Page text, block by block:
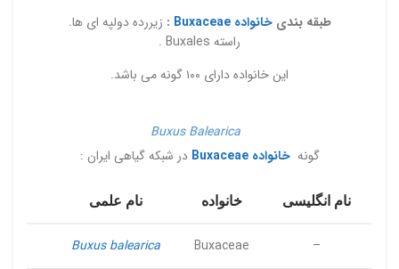
طبقه بندیخانواده Buxaceae : زیررده دولپه ای ها.
راسته Buxales .
این خانواده دارای ۱۰۰ گونه می باشد.
Buxus Balearica
گونهخانواده Buxaceae در شبکه گیاهی ایران :
نام انگلیسی خانواده نام علمی
–
Buxaceae
Buxus balearica